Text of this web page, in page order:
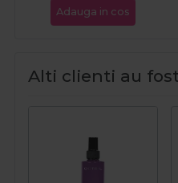
Adauga in cos
Alti clienti au